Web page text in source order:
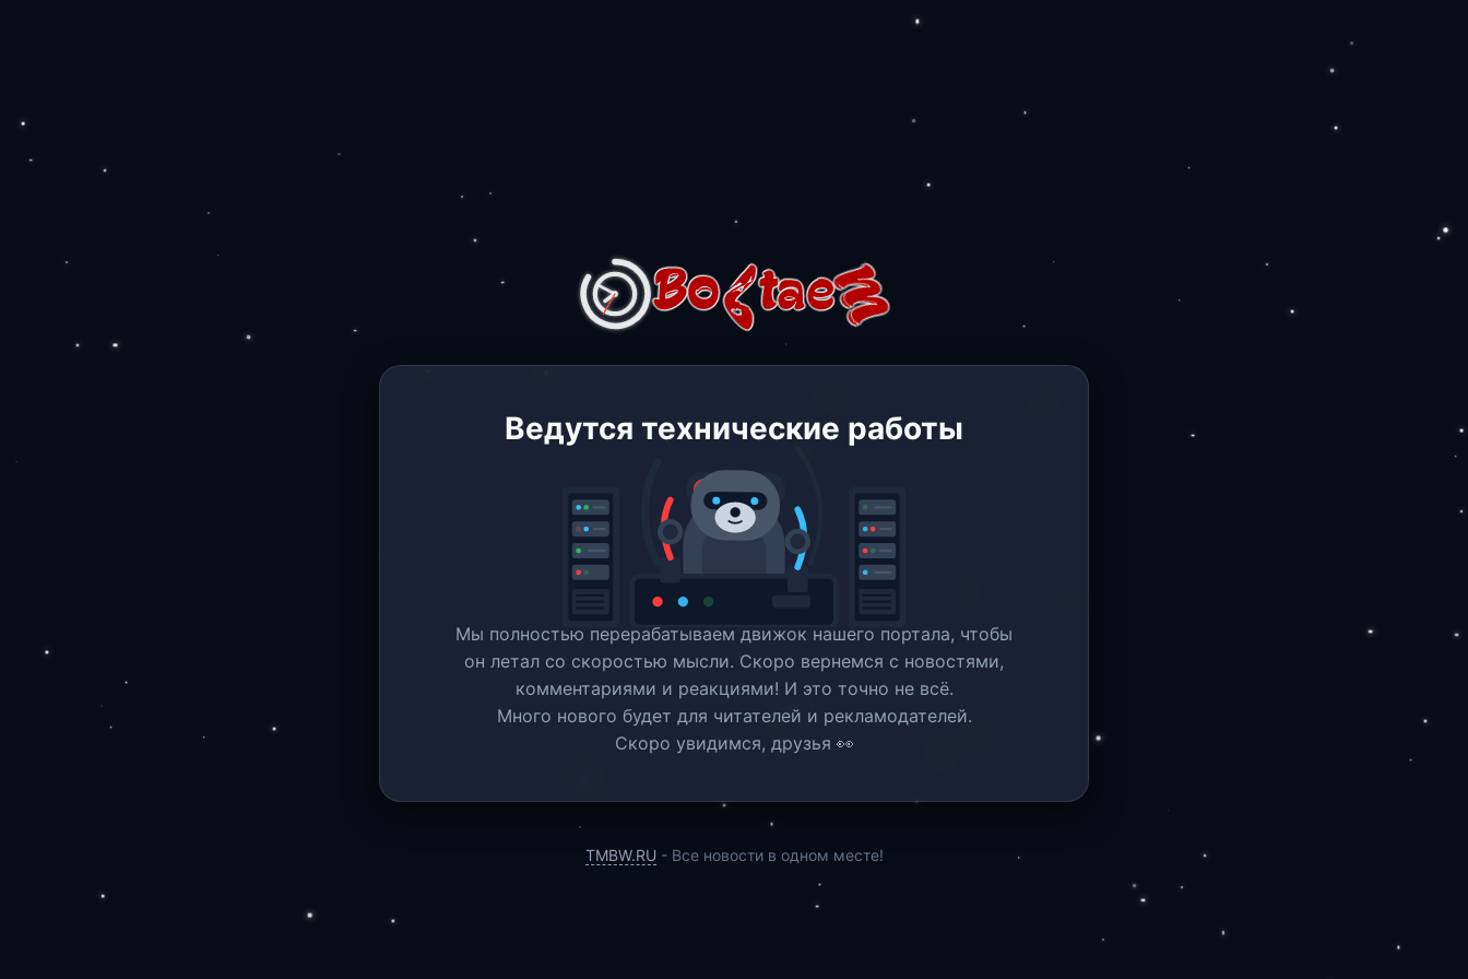
Ведутся технические работы
Мы полностью перерабатываем движок нашего портала, чтобы
он летал со скоростью мысли. Скоро вернемся c новостями,
комментариями и реакциями! И это точно не всё.
Много нового будет для читателей и рекламодателей.
Скоро увидимся, друзья 👀
TMBW.RU - Все новости в одном месте!